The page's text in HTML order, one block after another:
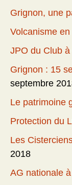
Grignon, une
Volcanisme
JPO du Club
Grignon : 15
septembre
Le patrimoine
Protection du
Les
2018
AG nationale